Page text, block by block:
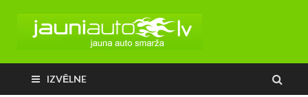
IZVĒLNE